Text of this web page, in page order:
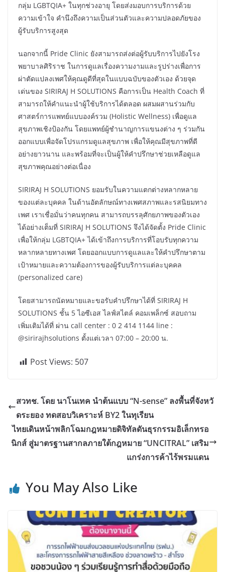
กลุ่ม LGBTQIA+ ในทุกช่วงอายุ โดยส่งมอบการบริการด้วย
ความเข้าใจ คำนึงถึงความเป็นส่วนตัวและความปลอดภัยของ
ผู้รับบริการสูงสุด
นอกจากนี้ Pride Clinic ยังสามารถส่งต่อผู้รับบริการไปยังโรง
พยาบาลศิริราช ในการดูแลเรื่องความงามและรูปร่างเพื่อการ
ผ่าตัดแปลงเพศให้คุณดูดีที่สุดในแบบฉบับของตัวเอง ด้วยจุด
เด่นของ SIRIRAJ H SOLUTIONS คือการเป็น Health Coach ที่
สามารถให้คำแนะนำผู้ใช้บริการได้ตลอด ผสมผสานร่วมกับ
ศาสตร์การแพทย์แบบองค์รวม (Holistic Wellness) เพื่อดูแล
สุขภาพเชิงป้องกัน โดยแพทย์ผู้ชำนาญการแขนงต่าง ๆ ร่วมกัน
ออกแบบเพื่อจัดโปรแกรมดูแลสุขภาพ เพื่อให้คุณมีสุขภาพที่ดี
อย่างยาวนาน และพร้อมที่จะเป็นผู้ให้คำปรึกษาช่วยเหลือดูแล
สุขภาพคุณอย่างต่อเนื่อง
SIRIRAJ H SOLUTIONS ยอมรับในความแตกต่างหลากหลาย
ของแต่ละบุคคล ในด้านอัตลักษณ์ทางเพศสภาพและรสนิยมทาง
เพศ เราเชื่อมั่นว่าคนทุกคน สามารถบรรลุศักยภาพของตัวเอง
ได้อย่างเต็มที่ SIRIRAJ H SOLUTIONS จึงได้จัดตั้ง Pride Clinic
เพื่อให้กลุ่ม LGBTQIA+ ได้เข้าถึงการบริการที่โอบรับทุกความ
หลากหลายทางเพศ โดยออกแบบการดูแลและให้คำปรึกษาตาม
เป้าหมายและความต้องการของผู้รับบริการแต่ละบุคคล
(personalized care)
โดยสามารถนัดหมายและขอรับคำปรึกษาได้ที่ SIRIRAJ H
SOLUTIONS ชั้น 5 ไอซีเอส ไลฟ์สไตล์ คอมเพล็กซ์ สอบถาม
เพิ่มเติมได้ที่ ผ่าน call center : 0 2 414 1144 line :
@sirirajhsolutions ตั้งแต่เวลา 07:00 – 20:00 น.
Post Views: 507
สวทช. โดย นาโนเทค นำต้นแบบ “N-sense” ลงพื้นที่จังหวั
ดระยอง ทดสอบวิเคราะห์ BY2 ในทุเรียน
ไทยเดินหน้าพลิกโฉมกฎหมายดิจิทัลดันธุรกรรมอิเล็กทรอ
นิกส์ สู่มาตรฐานสากลภายใต้กฎหมาย “UNCITRAL” เสริม
แกร่งการค้าไร้พรมแดน
You May Also Like